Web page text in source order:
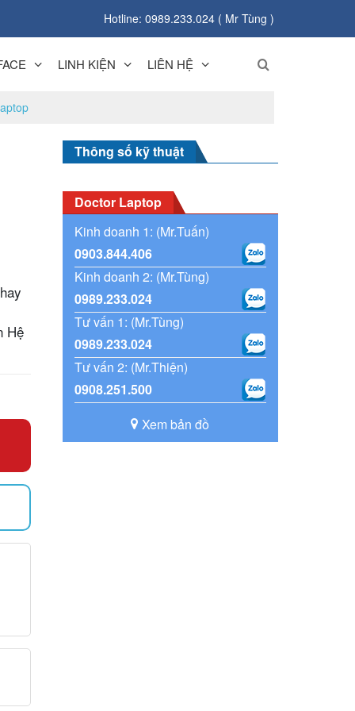
Hotline: 0989.233.024 ( Mr Tùng )
LINH KIỆN LIÊN HỆ
Hệ
Thông số kỹ thuật
Doctor Laptop
Kinh doanh 1: (Mr.Tuấn)
0903.844.406
Kinh doanh 2: (Mr.Tùng)
0989.233.024
Tư vấn 1: (Mr.Tùng)
0989.233.024
Tư vấn 2: (Mr.Thiện)
0908.251.500
Xem bản đồ